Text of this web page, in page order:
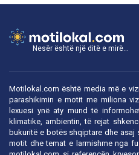
Nesër është një ditë e mirë...
Motilokal.com është media më e
parashikimin e motit me miliona
lexuesi ynë aty mund të
klimatike, ambientin, të rejat
bukuritë e botës shqiptare dhe asaj
motit dhe temat e larmishme nga